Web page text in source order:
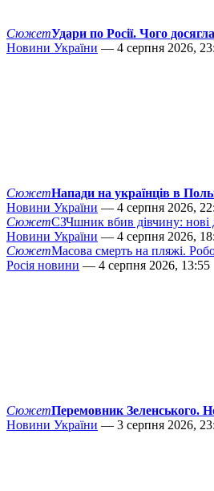
СюжетУдари по Росії. Чого
Новини України — 4 серпня 2026,
СюжетНапади на українців в
Новини України — 4 серпня 2026,
СюжетСЗЧшник вбив дівчину: нові
Новини України — 4 серпня 2026,
СюжетМасова смерть на пляжі.
Росія новини — 4 серпня 2026, 13:55
СюжетПеремовник Зеленського.
Новини України — 3 серпня 2026,